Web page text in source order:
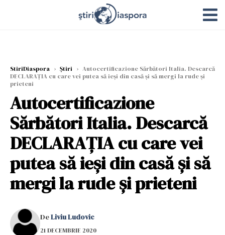
StiriDiaspora › Știri › Autocertificazione Sărbători Italia. Descarcă
DECLARAȚIA cu care vei putea să ieși din casă și să mergi la rude și
prieteni
Autocertificazione
Sărbători Italia. Descarcă
DECLARAȚIA cu care vei
putea să ieși din casă și să
mergi la rude și prieteni
DeLiviu Ludovic
21 DECEMBRIE 2020